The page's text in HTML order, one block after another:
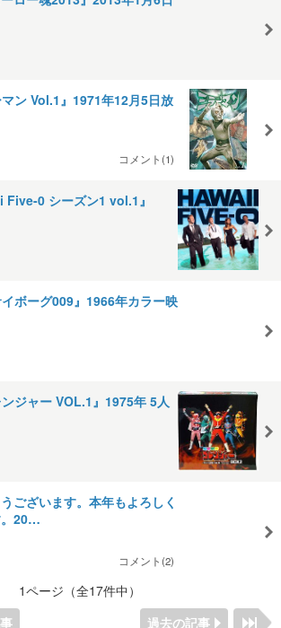
ン Vol.1』1971年12月5日放
コメント(1)
0 シーズン1 vol.1』
ボーグ009』1966年カラー映
ジャー VOL.1』1975年 5人
ございます。本年もよろしく
。20…
コメント(2)
1ページ（全17件中）
過去の記事